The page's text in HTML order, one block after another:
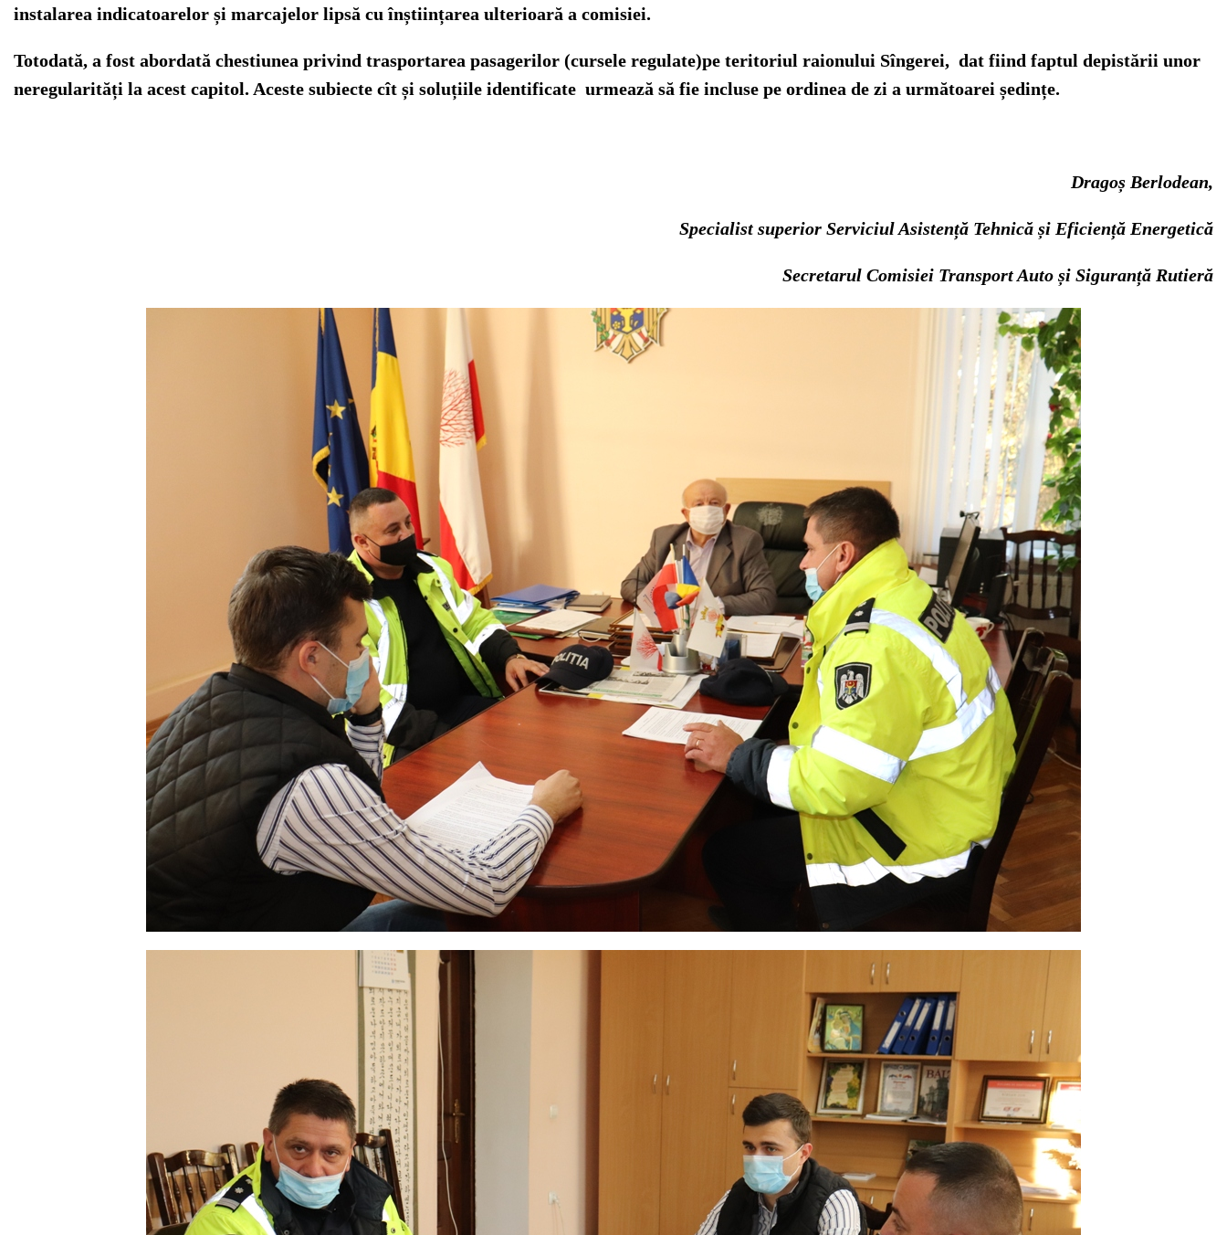
instalarea indicatoarelor și marcajelor lipsă cu înștiințarea ulterioară a comisiei.
Totodată, a fost abordată chestiunea privind trasportarea pasagerilor (cursele regulate)pe teritoriul raionului Sîngerei, dat fiind faptul depistării unor
neregularități la acest capitol. Aceste subiecte cît și soluțiile identificate urmează să fie incluse pe ordinea de zi a următoarei ședințe.
Dragoș Berlodean,
Specialist superior Serviciul Asistență Tehnică și Eficiență Energetică
Secretarul Comisiei Transport Auto și Siguranță Rutieră